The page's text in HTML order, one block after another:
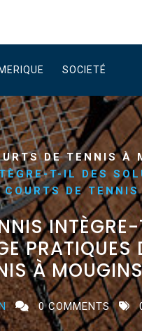
SOCIETÉ
DE TENNIS À
T-IL DES
DE
PRATIQUES
À
0 COMMENTS